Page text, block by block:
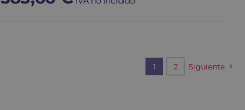
1 2 Siguiente